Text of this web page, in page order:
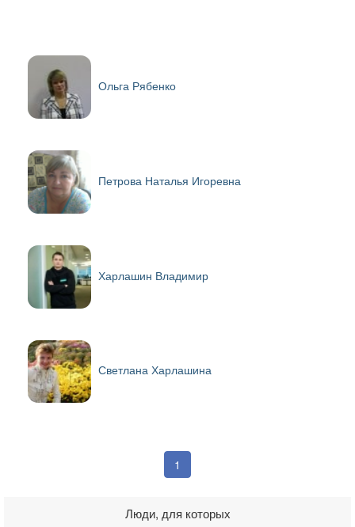
Ольга Рябенко
Петрова Наталья Игоревна
Харлашин Владимир
Светлана Харлашина
1
Люди, для которых